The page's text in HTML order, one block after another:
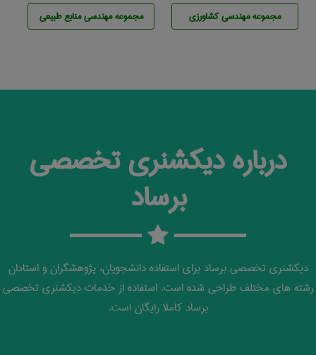
مجموعه مهندسی كشاورزی مجموعه مهندسی منابع طبيعی
درباره دیکشنری تخصصی
برساد
دیکشنری تخصصی برساد برای استفاده دانشجویان، پژوهشگران و استادان
رشته های مختلف طراحی شده است. استفاده از خدمات دیکشنری تخصصی
برساد کاملا رایگان است.